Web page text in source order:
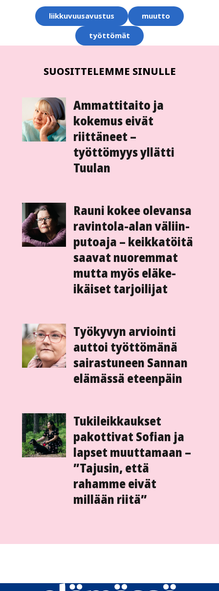
Aihesanatliikkuvuusavustus
muutto
työttömät
SUOSITTELEMME SINULLE
Ammattitaito ja
kokemus eivät
riittäneet –
työttömyys yllätti
Tuulan
Rauni kokee olevansa
ravintola-alan väliin­­
putoaja – keikka­­­­töitä
saavat nuoremmat
mutta myös eläke­
ikäiset tarjoilijat
Työ­kyvyn arviointi
auttoi työttömänä
sairastuneen Sannan
elämässä eteenpäin
Tukileikkaukset
pakottivat Sofian ja
lapset muuttamaan –
”Tajusin, että
rahamme eivät
millään riitä”